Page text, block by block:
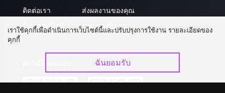
ติดต่อเรา
อัปเกรด วีไอพี
ส่งผลงานของคุณ
ร่วมงานกับเรา
เราใช้คุกกี้เพื่อดำเนินการเว็บไซต์นี้และปรับปรุงการใช้งาน รายละเอียดของ
คุกกี้
ฉันยอมรับ